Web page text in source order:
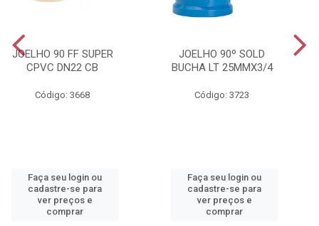
JOELHO 90 FF SUPER
CPVC DN22 CB
Código: 3668
Faça seu login ou
cadastre-se para
ver preços e
comprar
JOELHO 90º SOLD
BUCHA LT 25MMX3/4
Código: 3723
Faça seu login ou
cadastre-se para
ver preços e
comprar